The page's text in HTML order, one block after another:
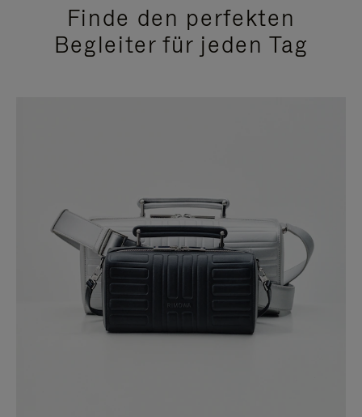
Finde den perfekten
Begleiter für jeden Tag